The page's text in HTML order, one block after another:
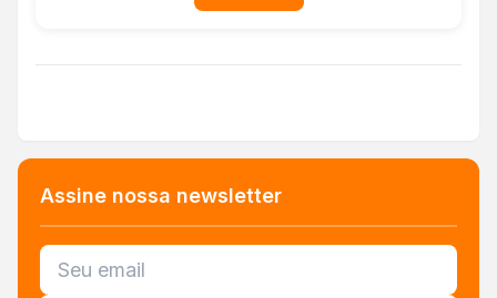
Assine nossa newsletter